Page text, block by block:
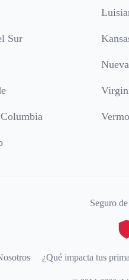
Sur
Seguro
¿Qué impacta tus